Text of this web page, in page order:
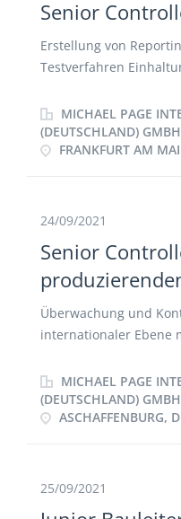
sowie der einzelnen
der Erstellung der
Jahresabschlüsse nach
Senior
Erstellung von
Testverfahren
Rechnungswesen
Quartals- und
Budgetierung für
Prozesse, Standards
MICHAEL PAGE
(DEUTSCHLAND) GMBH
FRANKFURT AM
24/09/2021
Senior
Überwachung und
internationaler Ebene
Ebene Unterstützung
Businesspläne auf
Abschlussarbeiten nach
internationaler Eben
MICHAEL PAGE
(DEUTSCHLAND) GMBH
ASCHAFFENBURG,
25/09/2021